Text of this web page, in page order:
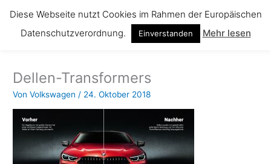
Inhalt
springen
Dellen-Transformers
VonVolkswagen/ 24. Oktober 2018
Diese Webseite nutzt Cookies im Rahmen der Europäischen
Datenschutzverordnung.
Einverstanden Mehr lesen